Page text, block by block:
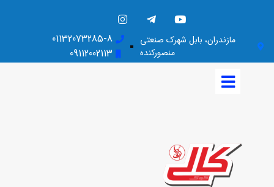
مازندران، بابل شهرک صنعتی
منصورکنده
01132073285-8
09112002113